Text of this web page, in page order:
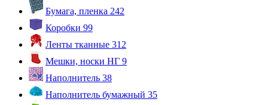
Бумага, пленка 242
Коробки 99
Ленты тканные 312
Мешки, носки НГ 9
Наполнитель 38
Наполнитель бумажный 35